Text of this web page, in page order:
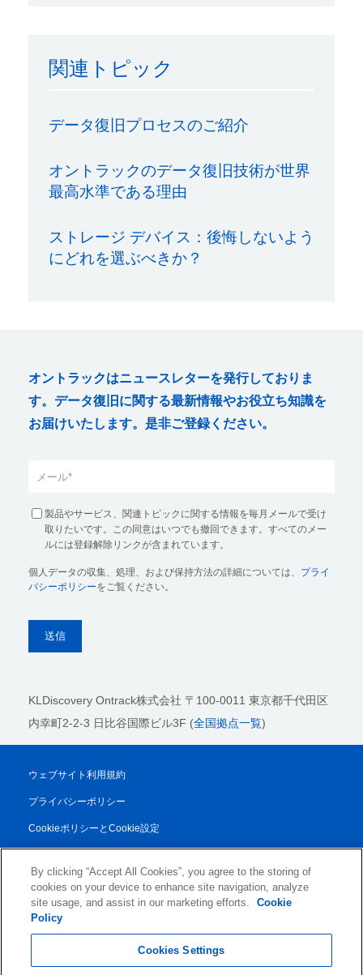
関連トピック
データ復旧プロセスのご紹介
オントラックのデータ復旧技術が世界
最高水準である理由
ストレージ デバイス：後悔しないよう
にどれを選ぶべきか？
オントラックはニュースレターを発行しておりま
す。データ復旧に関する最新情報やお役立ち知識を
お届けいたします。是非ご登録ください。
製品やサービス、関連トピックに関する情報を毎月メールで受け
取りたいです。この同意はいつでも撤回できます。すべてのメー
ルには登録解除リンクが含まれています。
個人データの収集、処理、および保持方法の詳細については、 プライ
バシーポリシーをご覧ください。
KLDiscovery Ontrack株式会社 〒100-0011 東京都千代田区
内幸町2-2-3 日比谷国際ビル3F (全国拠点一覧)
ウェブサイト利用規約
プライバシーポリシー
CookieポリシーとCookie設定
透明性レポート
取引条件
By clicking “Accept All Cookies”, you agree to the storing of
cookies on your device to enhance site navigation, analyze
site usage, and assist in our marketing efforts.
Cookie
Policy
Cookies Settings